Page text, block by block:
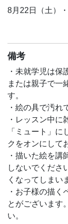
8月22日（土）
おうちで夏祭
を使った仕掛
8月29日（土）・
夏の締めくく
技法で、夜空に
絵の具で描くの
て、形が滲んで
てしまうこと
子供たちの描
から、思うよう
て、もったい
この講座では、
筆の持ち方、
絵の具の混ぜ方、
水を入れる量、
備考
・未就学児は保
または親子で一
す。
・絵の具で汚れ
・レッスン中
「ミュート」
クをオンにして
・描いた絵を
しないでくださ
くなってしまい
・お子様の描
とがございます
い。